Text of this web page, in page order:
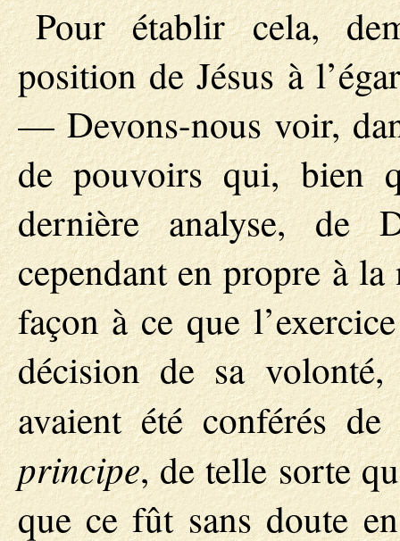
Pour établir cela,
position de Jésus à
— Devons-nous voir,
de pouvoirs qui, bien
dernière analyse, de
cependant en propre à la
façon à ce que
décision de sa
avaient été conférés
principe, de telle sorte
que ce fût sans doute